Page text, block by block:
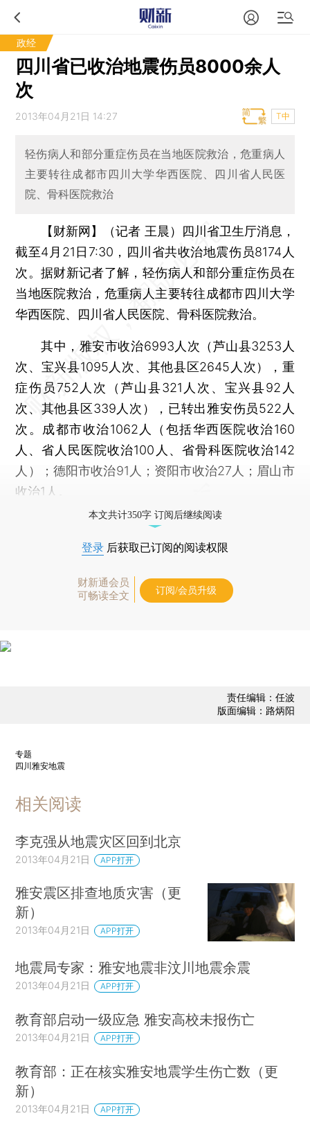
政经
四川省已收治地震伤员8000余人
次
2013年04月21日 14:27 T中
轻伤病人和部分重症伤员在当地医院救治，危重病人
主要转往成都市四川大学华西医院、四川省人民医
院、骨科医院救治
【财新网】（记者 王晨）
四川省卫生厅消息，
截至4月21日7:30，四川省共收治地震伤员8174人
次。据财新记者了解，轻伤病人和部分重症伤员在
当地医院救治，危重病人主要转往成都市四川大学
华西医院、四川省人民医院、骨科医院救治。
其中，雅安市收治6993人次（芦山县3253人
次、宝兴县1095人次、其他县区2645人次），重
症伤员752人次（芦山县321人次、宝兴县92人
次、其他县区339人次），已转出雅安伤员522人
次。成都市收治1062人（包括华西医院收治160
人、省人民医院收治100人、省骨科医院收治142
人）；德阳市收治91人；资阳市收治27人；眉山市
收治1人。
本文共计350字 订阅后继续阅读
登录 后获取已订阅的阅读权限
财新通会员
可畅读全文
订阅/会员升级
责任编辑：任波
版面编辑：路炳阳
专题
四川雅安地震
相关阅读
李克强从地震灾区回到北京
2013年04月21日 APP打开
雅安震区排查地质灾害（更
新）
2013年04月21日 APP打开
地震局专家：雅安地震非汶川地震余震
2013年04月21日 APP打开
教育部启动一级应急 雅安高校未报伤亡
2013年04月21日 APP打开
教育部：正在核实雅安地震学生伤亡数（更
新）
2013年04月21日 APP打开